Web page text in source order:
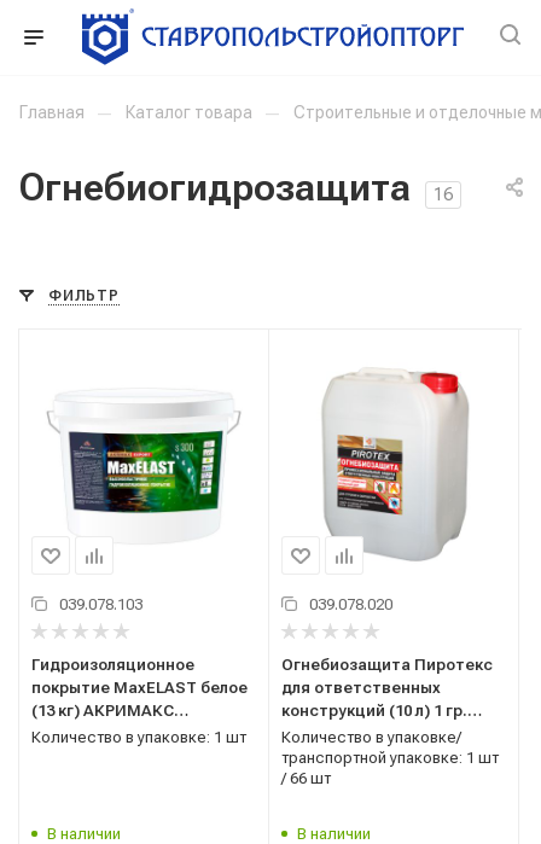
Главная — Каталог товара — Строительные и отделочные
Огнебиогидрозащита 16
ФИЛЬТР
039.078.103
Гидроизоляционное
покрытие MaxELAST белое
(13 кг) АКРИМАКС
Ростовская область
Количество в упаковке: 1 шт
В наличии
039.078.020
Огнебиозащита Пиротекс
для ответственных
конструкций (10 л) 1 гр.
красного цвета "ИВИТЕК"
Нижегородская область
Количество в упаковке/
транспортной упаковке: 1 шт
/ 66 шт
В наличии